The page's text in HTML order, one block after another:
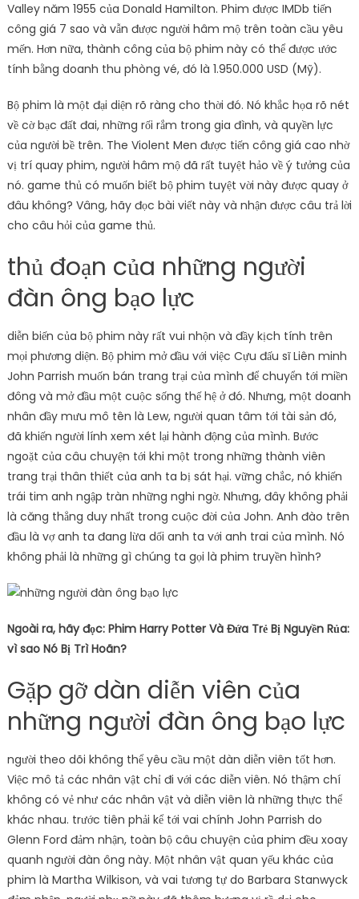
Valley năm 1955 của Donald Hamilton. Phim được IMDb tiến
công giá 7 sao và vẫn được người hâm mộ trên toàn cầu yêu
mến. Hơn nữa, thành công của bộ phim này có thể được ước
tính bằng doanh thu phòng vé, đó là 1.950.000 USD (Mỹ).
Bộ phim là một đại diện rõ ràng cho thời đó. Nó khắc họa rõ nét
về cờ bạc đất đai, những rối rắm trong gia đình, và quyền lực
của người bề trên. The Violent Men được tiến công giá cao nhờ
vị trí quay phim, người hâm mộ đã rất tuyệt hảo về ý tưởng của
nó. game thủ có muốn biết bộ phim tuyệt vời này được quay ở
đâu không? Vâng, hãy đọc bài viết này và nhận được câu trả lời
cho câu hỏi của game thủ.
thủ đoạn của những người
đàn ông bạo lực
diễn biến của bộ phim này rất vui nhộn và đầy kịch tính trên
mọi phương diện. Bộ phim mở đầu với việc Cựu đấu sĩ Liên minh
John Parrish muốn bán trang trại của mình để chuyển tới miền
đông và mở đầu một cuộc sống thế hệ ở đó. Nhưng, một doanh
nhân đầy mưu mô tên là Lew, người quan tâm tới tài sản đó,
đã khiến người lính xem xét lại hành động của mình. Bước
ngoặt của câu chuyện tới khi một trong những thành viên
trang trại thân thiết của anh ta bị sát hại. vững chắc, nó khiến
trái tim anh ngập tràn những nghi ngờ. Nhưng, đây không phải
là căng thẳng duy nhất trong cuộc đời của John. Anh đào trên
đầu là vợ anh ta đang lừa dối anh ta với anh trai của mình. Nó
không phải là những gì chúng ta gọi là phim truyền hình?
Ngoài ra, hãy đọc: Phim Harry Potter Và Đứa Trẻ Bị Nguyền Rủa:
vì sao Nó Bị Trì Hoãn?
Gặp gỡ dàn diễn viên của
những người đàn ông bạo lực
người theo dõi không thể yêu cầu một dàn diễn viên tốt hơn.
Việc mô tả các nhân vật chỉ đi với các diễn viên. Nó thậm chí
không có vẻ như các nhân vật và diễn viên là những thực thể
khác nhau. trước tiên phải kể tới vai chính John Parrish do
Glenn Ford đảm nhận, toàn bộ câu chuyện của phim đều xoay
quanh người đàn ông này. Một nhân vật quan yếu khác của
phim là Martha Wilkison, và vai tương tự do Barbara Stanwyck